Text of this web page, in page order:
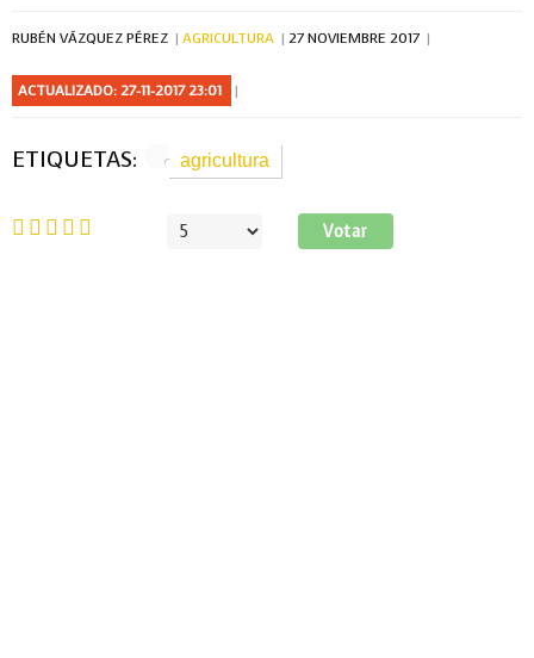
RUBÉN VÁZQUEZ PÉREZ AGRICULTURA 27 NOVIEMBRE 2017
ACTUALIZADO: 27-11-2017 23:01
ETIQUETAS: agricultura
Ratio: 5
Por